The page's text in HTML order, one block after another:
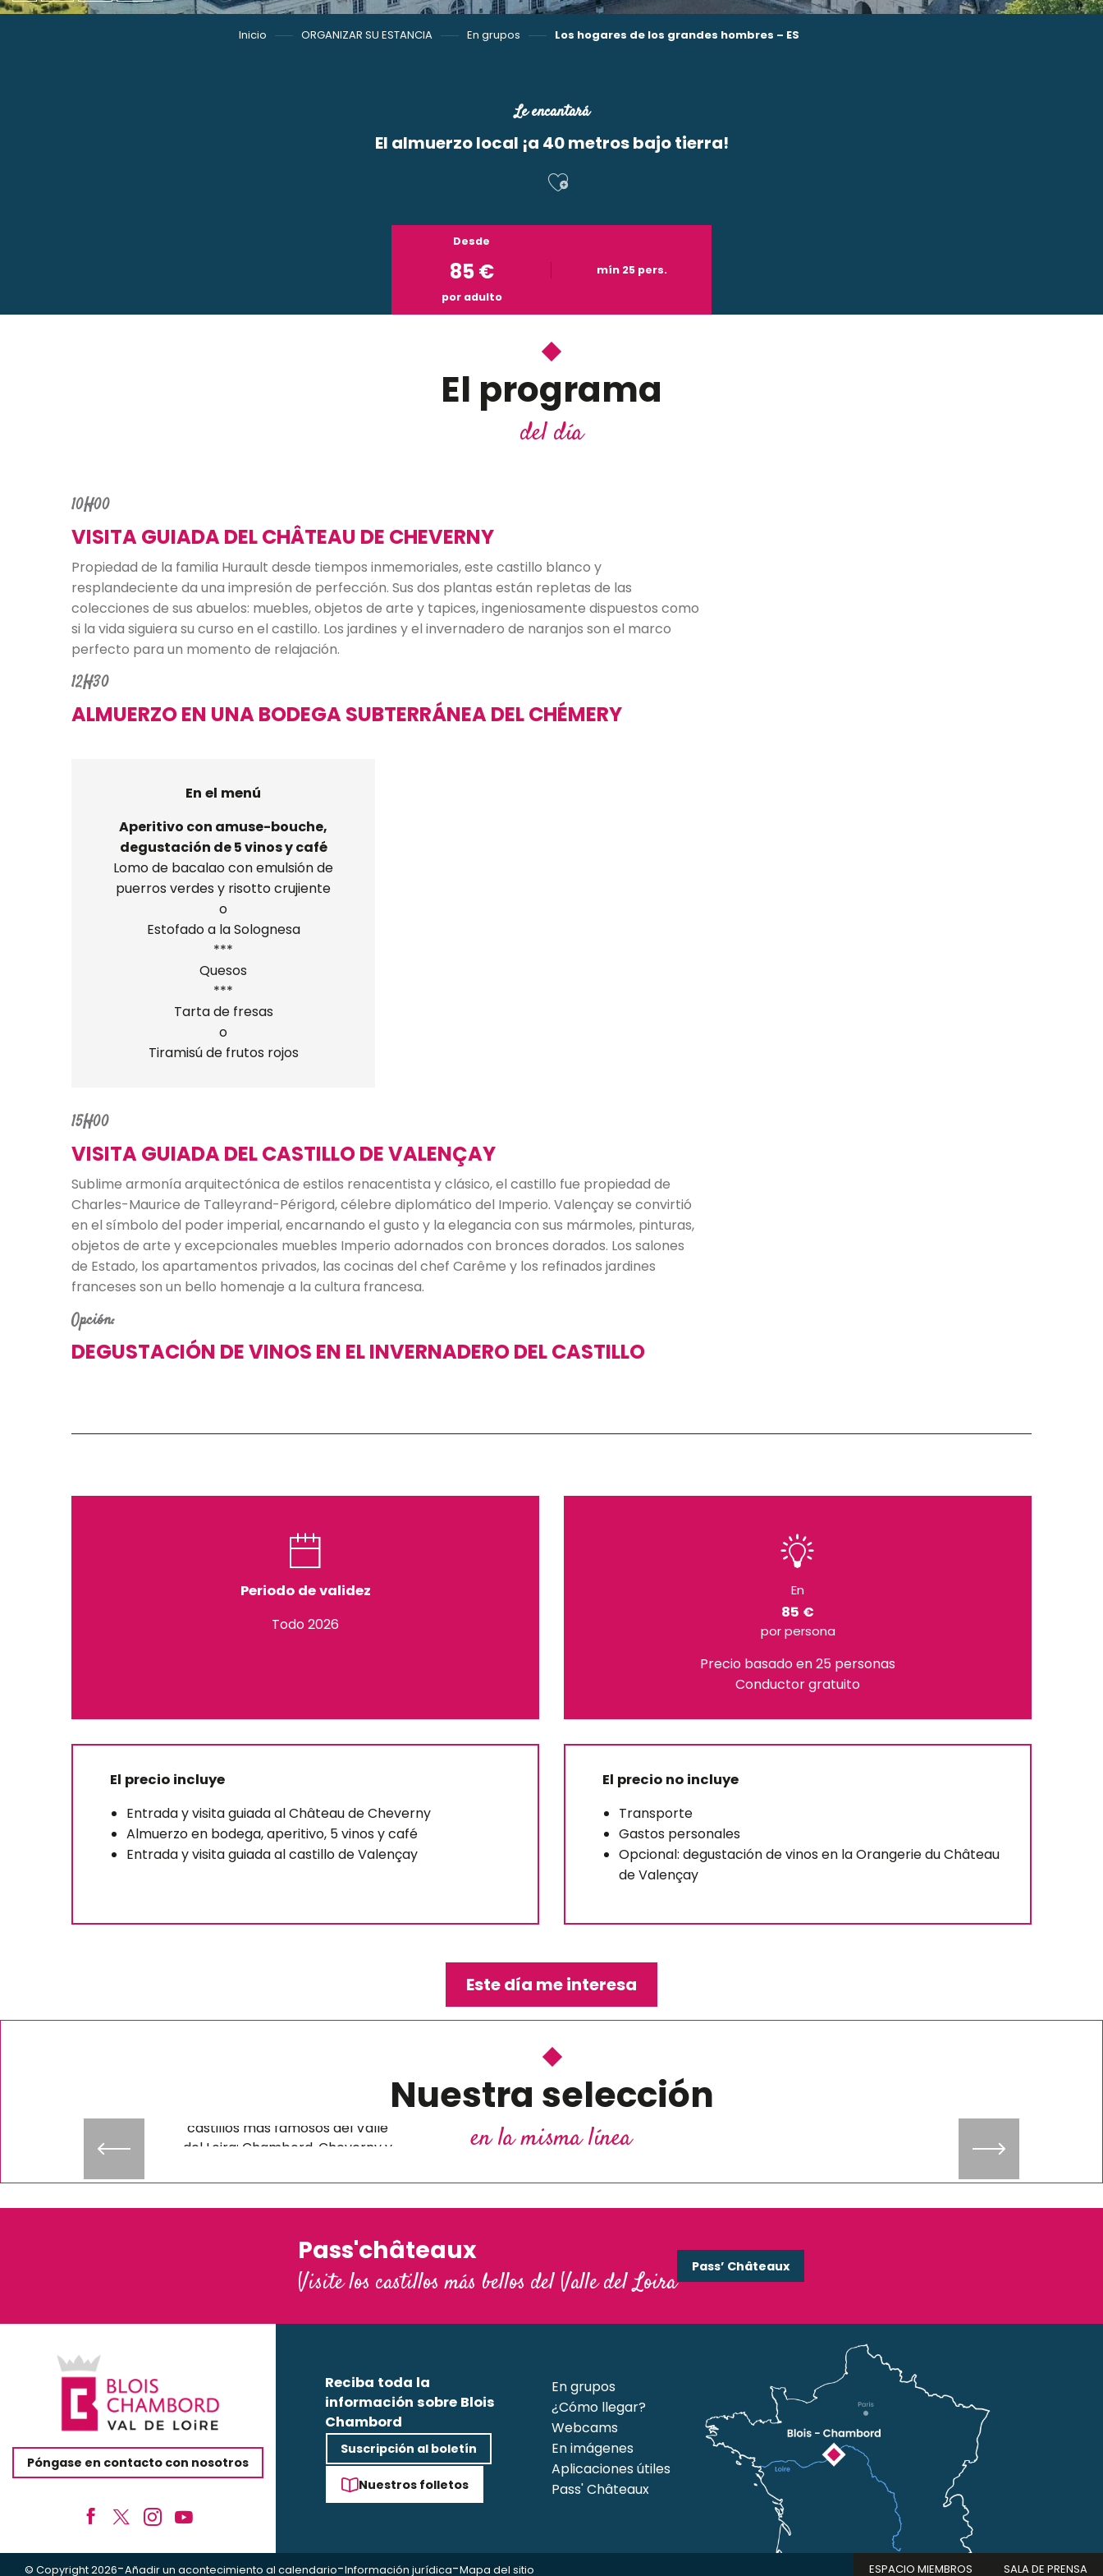
Inicio ORGANIZAR SU ESTANCIA En grupos Los hogares de los grandes hombres – ES
Le encantará
El almuerzo local ¡a 40 metros bajo tierra!
Ajouter aux favoris
Desde
85€
por adulto
mín 25 pers.
El programa
del día
10H00
VISITA GUIADA DEL CHÂTEAU DE CHEVERNY
Propiedad de la familia Hurault desde tiempos inmemoriales, este castillo blanco y
resplandeciente da una impresión de perfección. Sus dos plantas están repletas de las
colecciones de sus abuelos: muebles, objetos de arte y tapices, ingeniosamente dispuestos como
si la vida siguiera su curso en el castillo. Los jardines y el invernadero de naranjos son el marco
perfecto para un momento de relajación.
12H30
ALMUERZO EN UNA BODEGA SUBTERRÁNEA DEL CHÉMERY
En el menú
Aperitivo con amuse-bouche,
degustación de 5 vinos y café
Lomo de bacalao con emulsión de
puerros verdes y risotto crujiente
o
Estofado a la Solognesa
***
Quesos
***
Tarta de fresas
o
Tiramisú de frutos rojos
15H00
VISITA GUIADA DEL CASTILLO DE VALENÇAY
Sublime armonía arquitectónica de estilos renacentista y clásico, el castillo fue propiedad de
Charles-Maurice de Talleyrand-Périgord, célebre diplomático del Imperio. Valençay se convirtió
en el símbolo del poder imperial, encarnando el gusto y la elegancia con sus mármoles, pinturas,
objetos de arte y excepcionales muebles Imperio adornados con bronces dorados. Los salones
de Estado, los apartamentos privados, las cocinas del chef Carême y los refinados jardines
franceses son un bello homenaje a la cultura francesa.
Opción:
DEGUSTACIÓN DE VINOS EN EL INVERNADERO DEL CASTILLO
Periodo de validez
Todo 2026
En
85 €
por persona
Precio basado en 25 personas
Conductor gratuito
El precio incluye
Entrada y visita guiada al Château de Cheverny
Almuerzo en bodega, aperitivo, 5 vinos y café
Entrada y visita guiada al castillo de Valençay
El precio no incluye
Transporte
Gastos personales
Opcional: degustación de vinos en la Orangerie du Château
de Valençay
Este día me interesa
Nuestra selección
en la misma línea
castillos más famosos del Valle
del Loira: Chambord, Cheverny y
Seguir leyendo
Pass'châteaux
Visite los castillos más bellos del Valle del Loira
Pass’ Châteaux
Póngase en contacto con nosotros
Reciba toda la
información sobre Blois
Chambord
Suscripción al boletín
Nuestros folletos
En grupos
¿Cómo llegar?
Webcams
En imágenes
Aplicaciones útiles
Pass' Châteaux
© Copyright 2026-Añadir un acontecimiento al calendario-Información jurídica-Mapa del sitio ESPACIO MIEMBROS SALA DE PRENSA